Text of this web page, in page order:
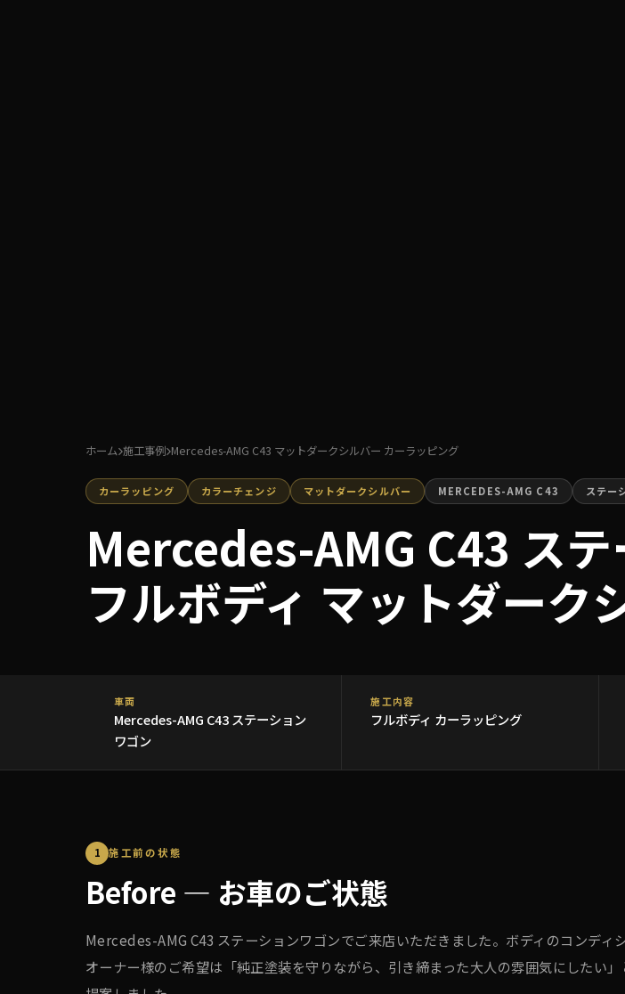
ホーム 施工事例 Mercedes-AMG C43 マットダークシルバー カーラッピング
カーラッピング カラーチェンジ マットダークシルバー MERCEDES-AMG C43 ステー
Mercedes-AMG C43 ス
フルボディ マットダーク
車両
Mercedes-AMG C43 ステーション
ワゴン
施工内容
フルボディ カーラッピング
1 施工前の状態
Before — お車のご状態
Mercedes-AMG C43 ステーションワゴンでご来店いただきました。ボディのコンディ
オーナー様のご希望は「純正塗装を守りながら、引き締まった大人の雰囲気にしたい